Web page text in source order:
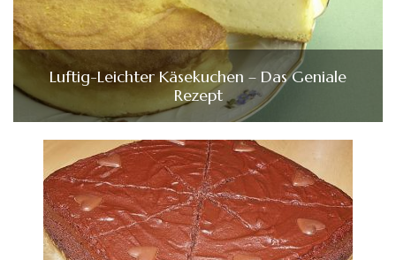
Luftig-Leichter Käsekuchen – Das Geniale
Rezept